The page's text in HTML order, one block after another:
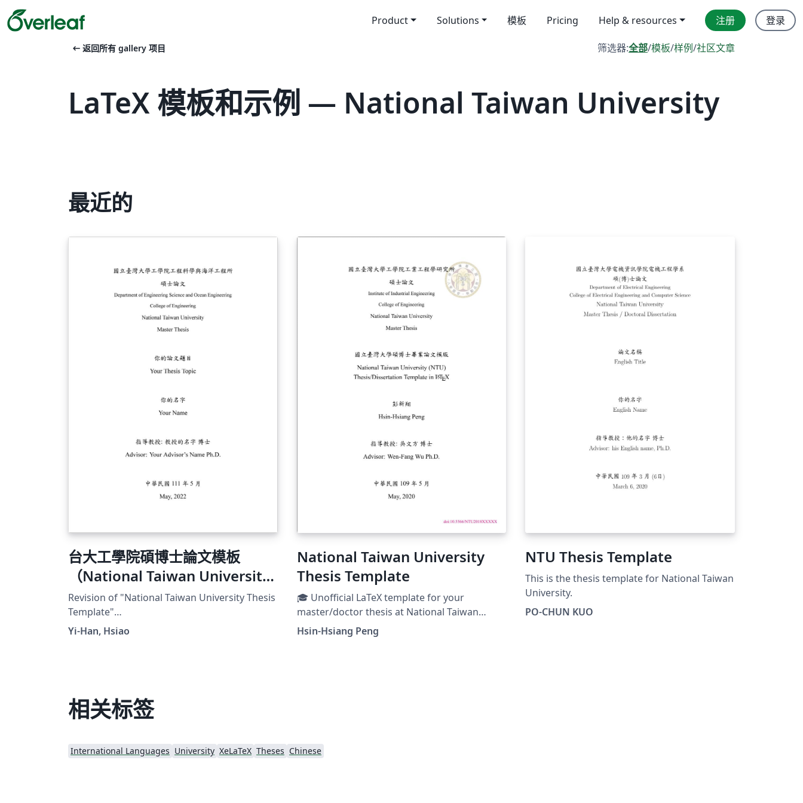
Product Solutions 模板 Pricing Help & resources 注册 登录
arrow_left_alt 返回所有 gallery 项目 筛选器:全部/模板/样例/社区文章
LaTeX 模板和示例 — National Taiwan University
最近的
台大工學院碩博士論文模板
（National Taiwan University
Master and Doctor Thesis
Template）
Revision of "National Taiwan University Thesis
Template"
https://www.overleaf.com/latex/templates/na
Yi-Han, Hsiao
National Taiwan University
Thesis Template
🎓 Unofficial LaTeX template for your
master/doctor thesis at National Taiwan
University. 🎓 國立臺灣大學碩博士學位論文
Hsin-Hsiang Peng
NTU Thesis Template
This is the thesis template for National Taiwan
University.
PO-CHUN KUO
相关标签
International Languages University XeLaTeX Theses Chinese